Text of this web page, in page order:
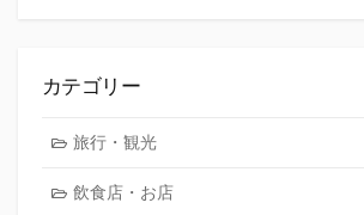
カテゴリー
旅行・観光
飲食店・お店